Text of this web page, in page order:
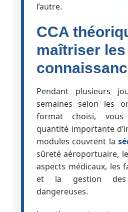
l’autre.
CCA
maîtriser les
Pendant plusieurs
semaines selon les
format choisi, vous
quantité importante
modules couvrent la
sûreté aéroportuaire,
aspects médicaux, les
et la gestion des
dangereuses.